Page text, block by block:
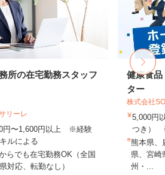
所の在宅勤務スタッフ
リーレ
円〜1,600円以上 ※経験
ルによる
らでも在宅勤務OK（全国
対応、転勤なし）
健康食品
ター
株式会社
5,000円
つき）
熊本県、
県、宮崎
州・...